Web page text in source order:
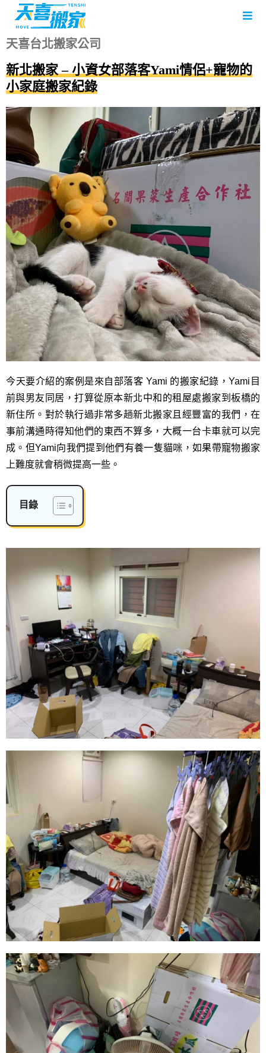
天喜台北搬家公司
新北搬家 – 小資女部落客Yami情侶+寵物的
小家庭搬家紀錄
今天要介紹的案例是來自部落客 Yami 的搬家紀錄，Yami目
前與男友同居，打算從原本新北中和的租屋處搬家到板橋的
新住所。對於執行過非常多趟新北搬家且經豐富的我們，在
事前溝通時得知他們的東西不算多，大概一台卡車就可以完
成。但Yami向我們提到他們有養一隻貓咪，如果帶寵物搬家
上難度就會稍微提高一些。
目錄